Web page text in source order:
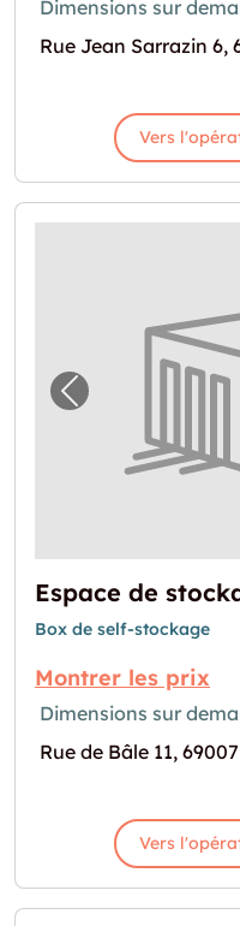
Dimensions sur
Rue Jean Sarrazin 6,
Vers
Image
Box de self-stockage
Montrer les prix
Dimensions sur
Rue de Bâle 11,
Vers